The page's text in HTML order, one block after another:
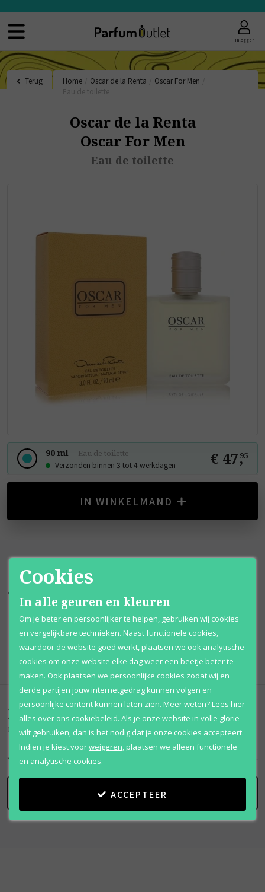
Inloggen
Terug Home Oscar de la Renta Oscar For Men
Oscar de la Renta
Oscar For Men
Eau de toilette
90 ml - Eau de toilette
Verzonden binnen 3 tot 4 werkdagen € 47,
95
IN WINKELMAND
100% originele parfums Afhalen mogelijk
Qshops Keurmerk
Beoordelingen (0)
Oscar For Men
SCHRIJF BEOORDELING
Cookies
In alle geuren en kleuren
Om je beter en persoonlijker te helpen, gebruiken wij cookies
en vergelijkbare technieken. Naast functionele cookies,
waardoor de website goed werkt, plaatsen we ook analytische
cookies om onze website elke dag weer een beetje beter te
maken. Ook plaatsen we persoonlijke cookies zodat wij en
derde partijen jouw internetgedrag kunnen volgen en
persoonlijke content kunnen laten zien. Meer weten?Lees hier
alles over ons cookiebeleid. Als je onze website in volle glorie
wilt gebruiken, dan is het nodig dat je onze cookies accepteert.
Indien je kiest voorweigeren,plaatsen we alleen functionele
en analytische cookies.
ACCEPTEER